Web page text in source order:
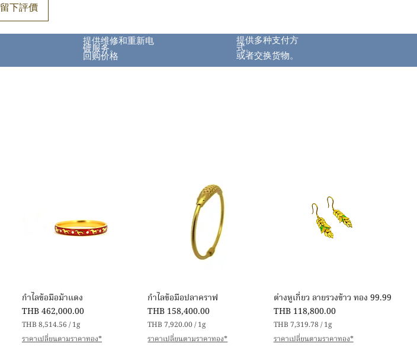
留下評價
提供维修和重新电
镀服务。
回购价格
提供多种支付方
式。
或者交换货物。
快速瀏覽
กำไลข้อมือม้าแดง
價格
THB 462,000.00
THB 8,514.56 /1g
每
1
ราคาเปลี่ยนตามราคาทอง*
快速瀏覽
กำไลข้อมือปลาคราฟ
價格
THB 158,400.00
THB 7,920.00/1g
每
1
ราคาเปลี่ยนตามราคาทอง*
快速瀏覽
ต่างหูเกี่ยว ลายรวงข้าว ทอง 99.99
價格
THB 118,800.00
THB 7,319.78 /1g
每
1
ราคาเปลี่ยนตามราคาทอง*